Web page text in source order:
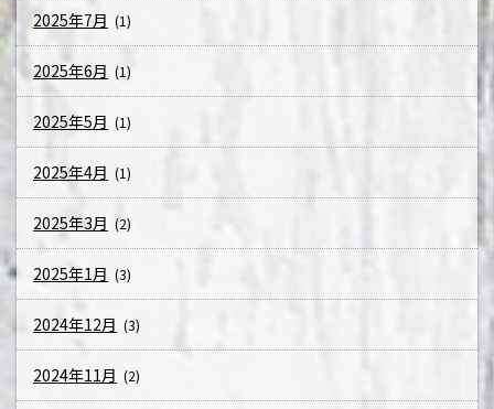
2025年7月 (1)
2025年6月 (1)
2025年5月 (1)
2025年4月 (1)
2025年3月 (2)
2025年1月 (3)
2024年12月 (3)
2024年11月 (2)